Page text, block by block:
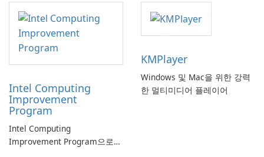
Intel Computing
Improvement
Program
Intel Computing
Improvement Program으로
KMPlayer
Windows 및 Mac을 위한 강력
한 멀티미디어 플레이어